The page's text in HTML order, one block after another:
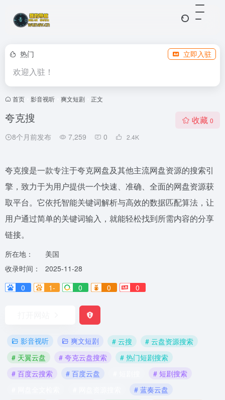
热门 立即入驻
欢迎入驻！
首页 影音视听 爽文短剧 正文
夸克搜
8个月前发布 7,259 0 2.4K
收藏 0
夸克搜是一款专注于夸克网盘及其他主流网盘资源的搜索引
擎，致力于为用户提供一个快速、准确、全面的网盘资源获
取平台。它依托智能关键词解析与高效的数据匹配算法，让
用户通过简单的关键词输入，就能轻松找到所需内容的分享
链接。
所在地：
美国
收录时间：
2025-11-28
0
1- 0 0 0
影音视听 爽文短剧 # 云搜
# 云盘资源搜索
# 天翼云盘
# 夸克云盘搜索
# 热门短剧搜索
# 百度云搜索
# 百度云盘
# 短剧搜索
# 蓝奏云盘